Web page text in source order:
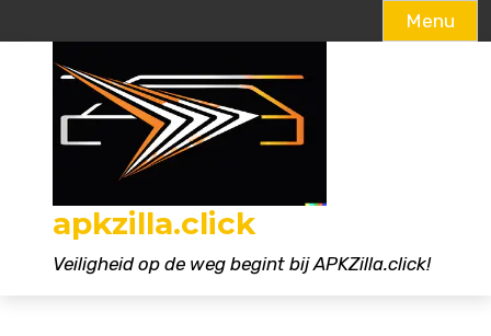
Menu
apkzilla.click
Veiligheid op de weg begint bij APKZilla.click!